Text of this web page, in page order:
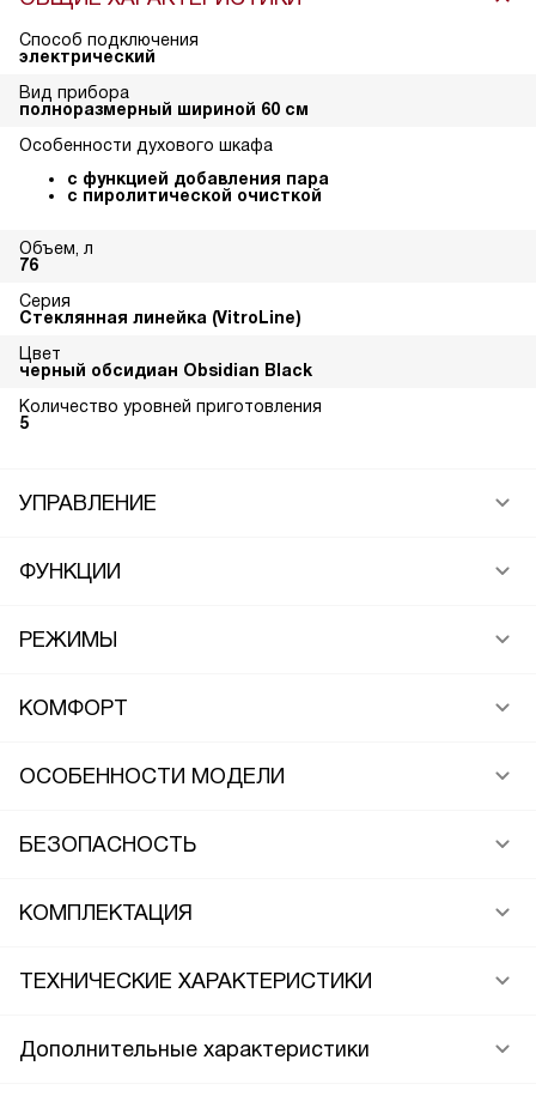
Способ подключения
электрический
Вид прибора
полноразмерный шириной 60 см
Особенности духового шкафа
с функцией добавления пара
с пиролитической очисткой
Объем, л
76
Серия
Стеклянная линейка (VitroLine)
Цвет
черный обсидиан Obsidian Black
Количество уровней приготовления
5
УПРАВЛЕНИЕ
ФУНКЦИИ
РЕЖИМЫ
КОМФОРТ
ОСОБЕННОСТИ МОДЕЛИ
БЕЗОПАСНОСТЬ
КОМПЛЕКТАЦИЯ
ТЕХНИЧЕСКИЕ ХАРАКТЕРИСТИКИ
Дополнительные характеристики